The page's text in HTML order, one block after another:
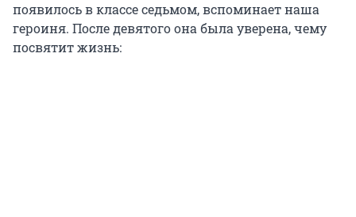
появилось в классе седьмом, вспоминает наша
героиня. После девятого она была уверена, чему
посвятит жизнь: